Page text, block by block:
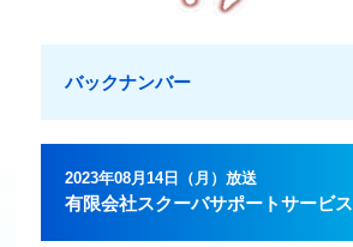
バックナンバー
2023年08月14日（月）放送
有限会社スクーバサポートサービス